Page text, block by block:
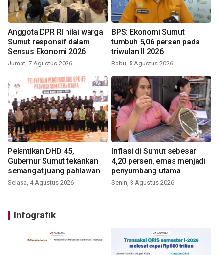
Anggota DPR RI nilai warga
Sumut responsif dalam
Sensus Ekonomi 2026
Jumat, 7 Agustus 2026
BPS: Ekonomi Sumut
tumbuh 5,06 persen pada
triwulan II 2026
Rabu, 5 Agustus 2026
Pelantikan DHD 45,
Gubernur Sumut tekankan
semangat juang pahlawan
Selasa, 4 Agustus 2026
Inflasi di Sumut sebesar
4,20 persen, emas menjadi
penyumbang utama
Senin, 3 Agustus 2026
Infografik